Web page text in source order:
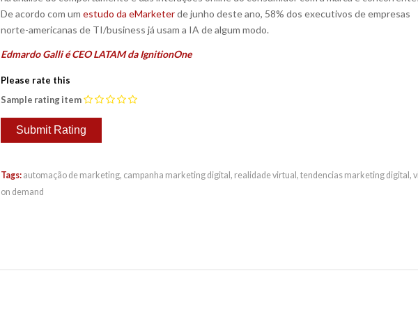
De acordo com um estudo da eMarketerde junho deste ano, 58% dos executivos de empresas
norte-americanas de TI/business já usam a IA de algum modo.
Edmardo Galli é CEO LATAM da IgnitionOne
Please rate this
Sample rating item
Tags: automação de marketing, campanha marketing digital , realidade virtual , tendencias marketing digital ,
on demand